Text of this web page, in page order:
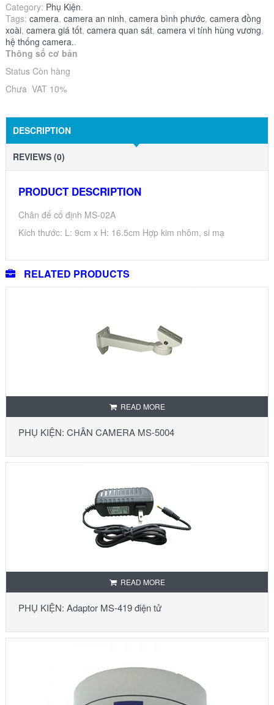
Category: Phụ Kiện.
Tags: camera, camera an ninh, camera bình phước, camera đồng
xoài, camera giá tốt, camera quan sát, camera vi tính hùng vương,
hệ thống camera..
Thông số cơ bản
Status Còn hàng
Chưa VAT 10%
DESCRIPTION
REVIEWS (0)
PRODUCT DESCRIPTION
Chân đế cố định MS-02A
Kích thước: L: 9cm x H: 16.5cm Hợp kim nhôm, si mạ
RELATED PRODUCTS
READ MORE
PHỤ KIỆN: CHÂN CAMERA MS-5004
READ MORE
PHỤ KIỆN: Adaptor MS-419 điện tử